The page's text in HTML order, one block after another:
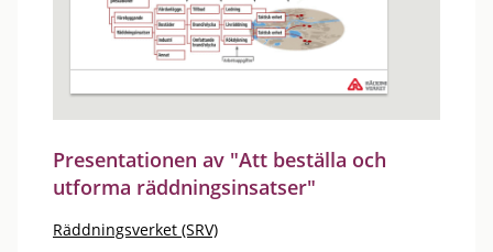
Presentationen av "Att beställa och
utforma räddningsinsatser"
Räddningsverket (SRV)